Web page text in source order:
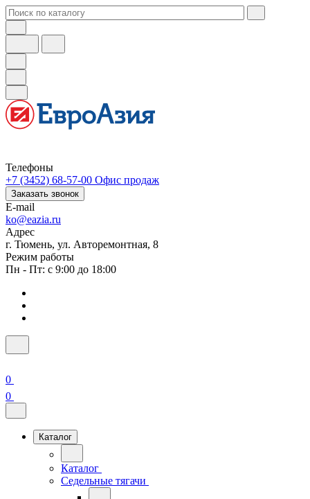
Телефоны
+7 (3452) 68-57-00 Офис продаж
Заказать звонок
E-mail
ko@eazia.ru
Адрес
г. Тюмень, ул. Авторемонтная, 8
Режим работы
Пн - Пт: с 9:00 до 18:00
0
0
Каталог
Каталог
Седельные тягачи